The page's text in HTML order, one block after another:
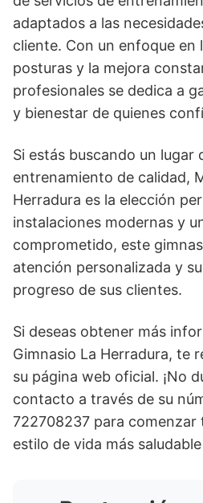
adaptados a las
cliente. Con un enfoque en
posturas y la mejora
profesionales se dedica a
y bienestar de quienes
Si estás buscando un lugar
entrenamiento de calidad,
Herradura es la elección
instalaciones modernas y
comprometido, este
atención personalizada y
progreso de sus clientes.
Si deseas obtener más
Gimnasio La Herradura, te
su página web oficial. ¡No
contacto a través de su
722708237 para comenzar
estilo de vida más